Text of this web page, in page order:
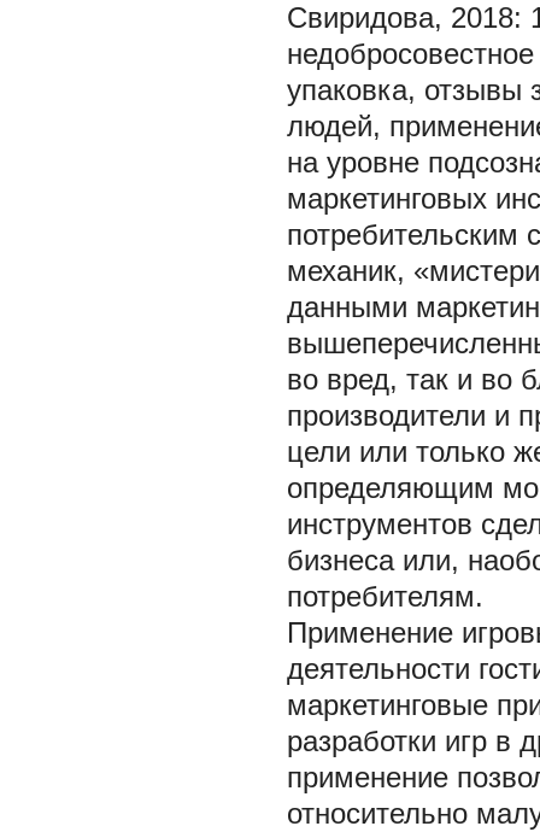
Свиридова, 2018:
упаковка,
людей,
на уровне
маркетинговых
потребительским
механик,
данными
во вред, так и во
производители и
цели или только
определяющим
инструментов
бизнеса или,
потребителям.
Применение
деятельности
маркетинговые
разработки игр в
применение
относительно